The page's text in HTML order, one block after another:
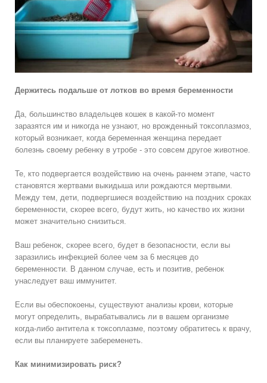
Держитесь подальше от лотков во время беременности
Да, большинство владельцев кошек в какой-то момент
заразятся им и никогда не узнают, но врожденный токсоплазмоз,
который возникает, когда беременная женщина передает
болезнь своему ребенку в утробе - это совсем другое животное.
Те, кто подвергается воздействию на очень раннем этапе, часто
становятся жертвами выкидыша или рождаются мертвыми.
Между тем, дети, подвергшиеся воздействию на поздних сроках
беременности, скорее всего, будут жить, но качество их жизни
может значительно снизиться.
Ваш ребенок, скорее всего, будет в безопасности, если вы
заразились инфекцией более чем за 6 месяцев до
беременности. В данном случае, есть и позитив, ребенок
унаследует ваш иммунитет.
Если вы обеспокоены, существуют анализы крови, которые
могут определить, вырабатывались ли в вашем организме
когда-либо антитела к токсоплазме, поэтому обратитесь к врачу,
если вы планируете забеременеть.
Как минимизировать риск?